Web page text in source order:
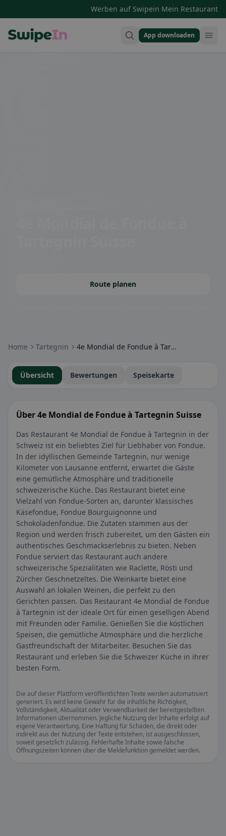
Werben auf Swipein·Mein Restaurant
App downloaden
Route planen
Home Tartegnin 4e Mondial de Fondue à Tartegnin Suisse
Übersicht Bewertungen Speisekarte
Über 4e Mondial de Fondue à Tartegnin Suisse
Das Restaurant 4e Mondial de Fondue à Tartegnin in der
Schweiz ist ein beliebtes Ziel für Liebhaber von Fondue.
In der idyllischen Gemeinde Tartegnin, nur wenige
Kilometer von Lausanne entfernt, erwartet die Gäste
eine gemütliche Atmosphäre und traditionelle
schweizerische Küche. Das Restaurant bietet eine
Vielzahl von Fondue-Sorten an, darunter klassisches
Käsefondue, Fondue Bourguignonne und
Schokoladenfondue. Die Zutaten stammen aus der
Region und werden frisch zubereitet, um den Gästen ein
authentisches Geschmackserlebnis zu bieten. Neben
Fondue serviert das Restaurant auch andere
schweizerische Spezialitäten wie Raclette, Rösti und
Zürcher Geschnetzeltes. Die Weinkarte bietet eine
Auswahl an lokalen Weinen, die perfekt zu den
Gerichten passen. Das Restaurant 4e Mondial de Fondue
à Tartegnin ist der ideale Ort für einen geselligen Abend
mit Freunden oder Familie. Genießen Sie die köstlichen
Speisen, die gemütliche Atmosphäre und die herzliche
Gastfreundschaft der Mitarbeiter. Besuchen Sie das
Restaurant und erleben Sie die Schweizer Küche in ihrer
besten Form.
Die auf dieser Plattform veröffentlichten Texte werden automatisiert
generiert. Es wird keine Gewähr für die inhaltliche Richtigkeit,
Vollständigkeit, Aktualität oder Verwendbarkeit der bereitgestellten
Informationen übernommen. Jegliche Nutzung der Inhalte erfolgt auf
eigene Verantwortung. Eine Haftung für Schäden, die direkt oder
indirekt aus der Nutzung der Texte entstehen, ist ausgeschlossen,
soweit gesetzlich zulässig. Fehlerhafte Inhalte sowie falsche
Öffnungszeiten können über die Meldefunktion gemeldet werden.